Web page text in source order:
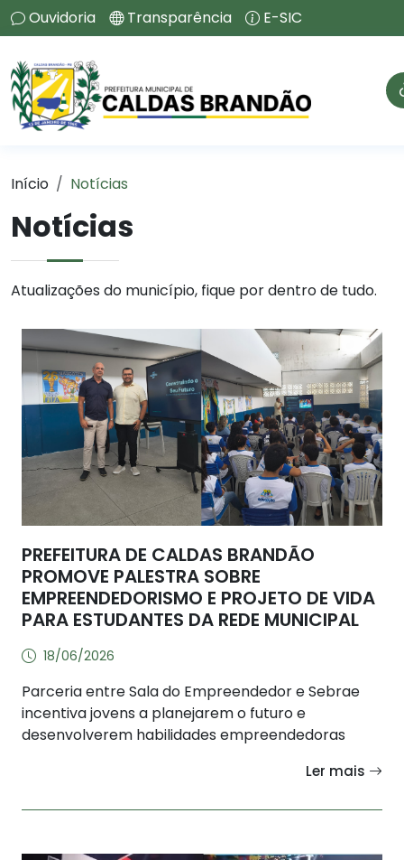
Ouvidoria Transparência E-SIC
Início Notícias
Notícias
Atualizações do município, fique por dentro de tudo.
PREFEITURA DE CALDAS BRANDÃO
PROMOVE PALESTRA SOBRE
EMPREENDEDORISMO E PROJETO DE VIDA
PARA ESTUDANTES DA REDE MUNICIPAL
18/06/2026
Parceria entre Sala do Empreendedor e Sebrae
incentiva jovens a planejarem o futuro e
desenvolverem habilidades empreendedoras
Ler mais